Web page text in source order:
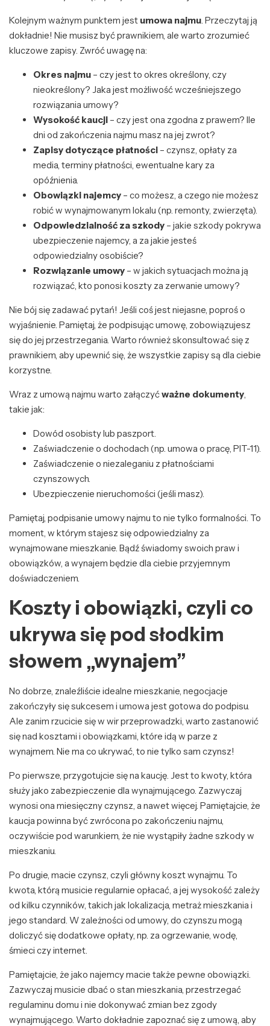
Kolejnym ważnym punktem jest umowa najmu. Przeczytaj ją
dokładnie! Nie musisz być prawnikiem, ale warto zrozumieć
kluczowe zapisy. Zwróć uwagę na:
Okres najmu – czy jest to okres określony, czy
nieokreślony? Jaka jest możliwość wcześniejszego
rozwiązania umowy?
Wysokość kaucji – czy jest ona zgodna z prawem? Ile
dni od zakończenia najmu masz na jej zwrot?
Zapisy dotyczące płatności – czynsz, opłaty za
media, terminy płatności, ewentualne kary za
opóźnienia.
Obowiązki najemcy – co możesz, a czego nie możesz
robić w wynajmowanym lokalu (np. remonty, zwierzęta).
Odpowiedzialność za szkody – jakie szkody pokrywa
ubezpieczenie najemcy, a za jakie jesteś
odpowiedzialny osobiście?
Rozwiązanie umowy – w jakich sytuacjach można ją
rozwiązać, kto ponosi koszty za zerwanie umowy?
Nie bój się zadawać pytań! Jeśli coś jest niejasne, poproś o
wyjaśnienie. Pamiętaj, że podpisując umowę, zobowiązujesz
się do jej przestrzegania. Warto również skonsultować się z
prawnikiem, aby upewnić się, że wszystkie zapisy są dla ciebie
korzystne.
Wraz z umową najmu warto załączyćważne dokumenty,
takie jak:
Dowód osobisty lub paszport.
Zaświadczenie o dochodach (np. umowa o pracę, PIT-11).
Zaświadczenie o niezaleganiu z płatnościami
czynszowych.
Ubezpieczenie nieruchomości (jeśli masz).
Pamiętaj, podpisanie umowy najmu to nie tylko formalności. To
moment, w którym stajesz się odpowiedzialny za
wynajmowane mieszkanie. Bądź świadomy swoich praw i
obowiązków, a wynajem będzie dla ciebie przyjemnym
doświadczeniem.
Koszty i obowiązki, czyli co
ukrywa się pod słodkim
słowem „wynajem”
No dobrze, znaleźliście idealne mieszkanie, negocjacje
zakończyły się sukcesem i umowa jest gotowa do podpisu.
Ale zanim rzucicie się w wir przeprowadzki, warto zastanowić
się nad kosztami i obowiązkami, które idą w parze z
wynajmem. Nie ma co ukrywać, to nie tylko sam czynsz!
Po pierwsze, przygotujcie się na kaucję. Jest to kwoty, która
służy jako zabezpieczenie dla wynajmującego. Zazwyczaj
wynosi ona miesięczny czynsz, a nawet więcej. Pamiętajcie, że
kaucja powinna być zwrócona po zakończeniu najmu,
oczywiście pod warunkiem, że nie wystąpiły żadne szkody w
mieszkaniu.
Po drugie, macie czynsz, czyli główny koszt wynajmu. To
kwota, którą musicie regularnie opłacać, a jej wysokość zależy
od kilku czynników, takich jak lokalizacja, metraż mieszkania i
jego standard. W zależności od umowy, do czynszu mogą
doliczyć się dodatkowe opłaty, np. za ogrzewanie, wodę,
śmieci czy internet.
Pamiętajcie, że jako najemcy macie także pewne obowiązki.
Zazwyczaj musicie dbać o stan mieszkania, przestrzegać
regulaminu domu i nie dokonywać zmian bez zgody
wynajmującego. Warto dokładnie zapoznać się z umową, aby